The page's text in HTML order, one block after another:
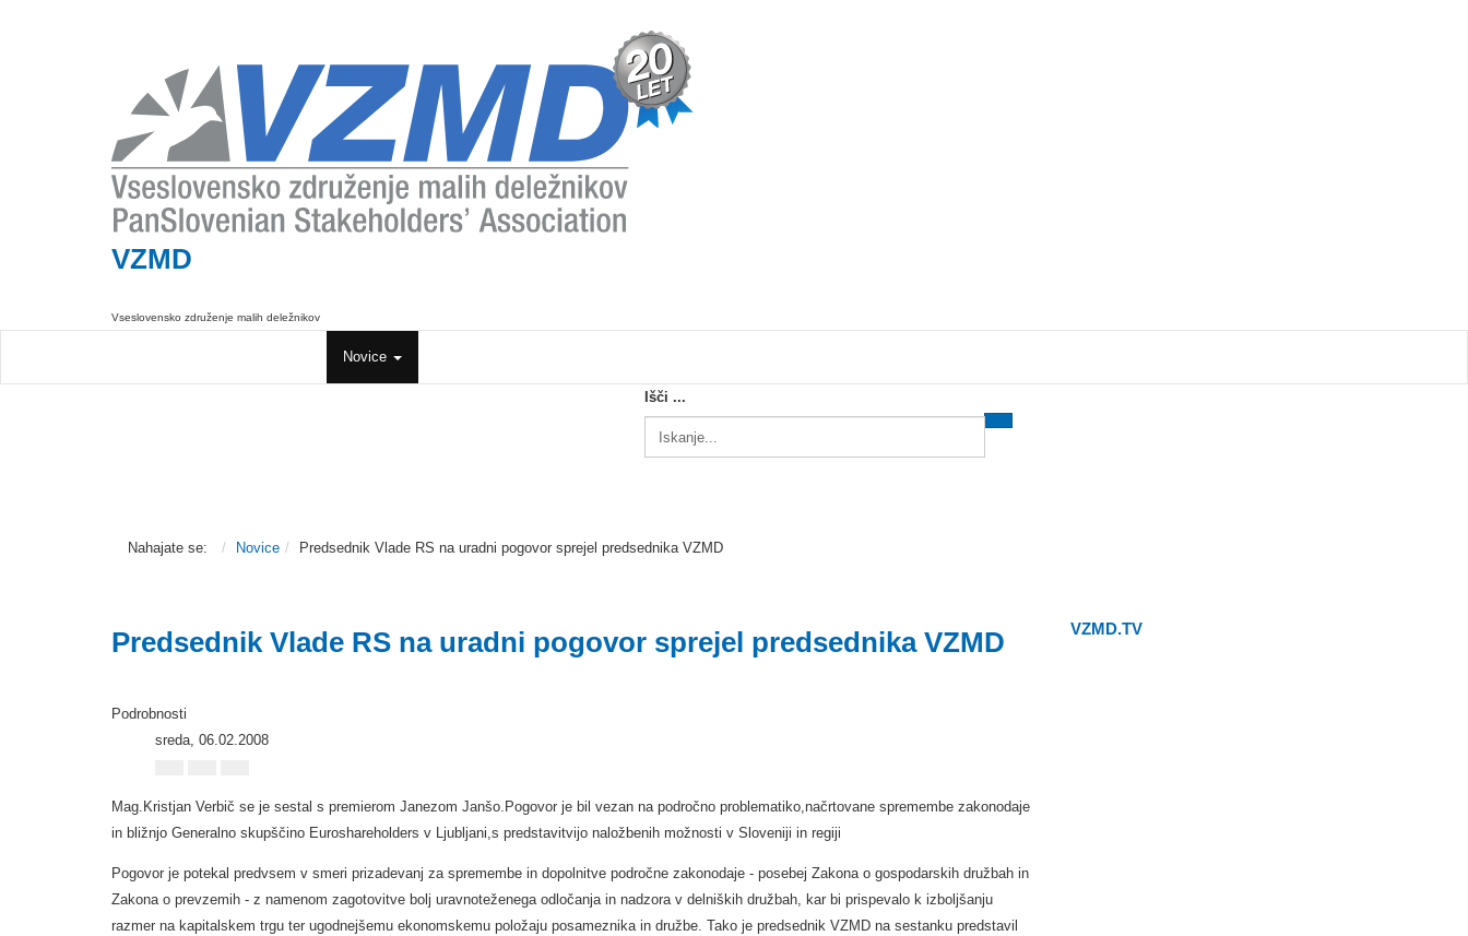
VZMD
Vseslovensko združenje malih deležnikov
Novice
Išči ...
Nahajate se: Novice Predsednik Vlade RS na uradni pogovor sprejel predsednika VZMD
Predsednik Vlade RS na uradni pogovor sprejel predsednika VZMD
Podrobnosti
sreda, 06.02.2008
Mag.Kristjan Verbič se je sestal s premierom Janezom Janšo.Pogovor je bil vezan na področno problematiko,načrtovane spremembe zakonodaje
in bližnjo Generalno skupščino Euroshareholders v Ljubljani,s predstavitvijo naložbenih možnosti v Sloveniji in regiji
Pogovor je potekal predvsem v smeri prizadevanj za spremembe in dopolnitve področne zakonodaje - posebej Zakona o gospodarskih družbah in
Zakona o prevzemih - z namenom zagotovitve bolj uravnoteženega odločanja in nadzora v delniških družbah, kar bi prispevalo k izboljšanju
razmer na kapitalskem trgu ter ugodnejšemu ekonomskemu položaju posameznika in družbe. Tako je predsednik VZMD na sestanku predstavil
VZMD.TV